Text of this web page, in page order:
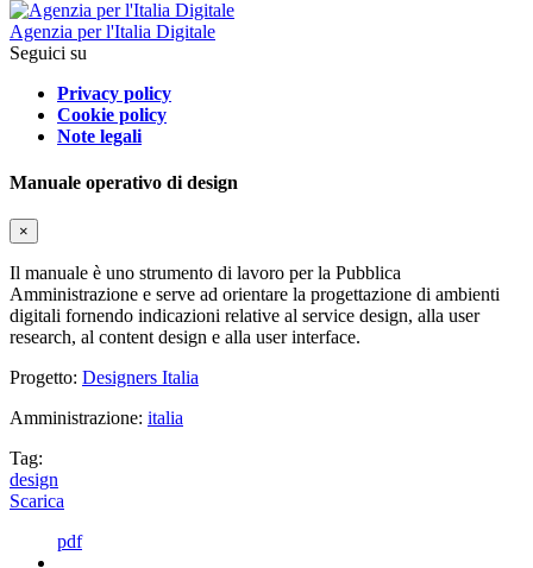
Agenzia per l'Italia Digitale
Seguici su
Privacy policy
Cookie policy
Note legali
Manuale operativo di design
×
Il manuale è uno strumento di lavoro per la Pubblica
Amministrazione e serve ad orientare la progettazione di ambienti
digitali fornendo indicazioni relative al service design, alla user
research, al content design e alla user interface.
Progetto: Designers Italia
Amministrazione: italia
Tag:
design
Scarica
pdf